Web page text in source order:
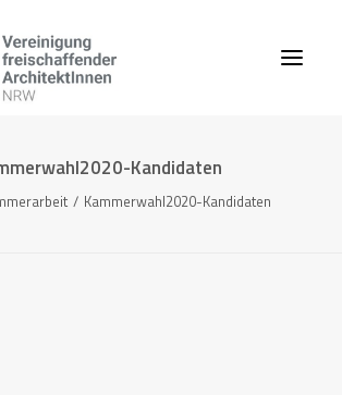
Kandidaten
Kammerwahl2020-Kandidaten